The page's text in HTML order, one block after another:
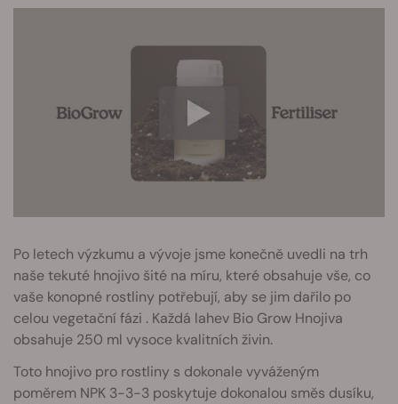
Po letech výzkumu a vývoje jsme konečně uvedli na trh
naše tekuté hnojivo šité na míru, které obsahuje vše, co
vaše konopné rostliny potřebují, aby se jim dařilo po
celou vegetační fázi . Každá lahev Bio Grow Hnojiva
obsahuje 250 ml vysoce kvalitních živin.
Toto hnojivo pro rostliny s dokonale vyváženým
poměrem NPK 3-3-3 poskytuje dokonalou směs dusíku,